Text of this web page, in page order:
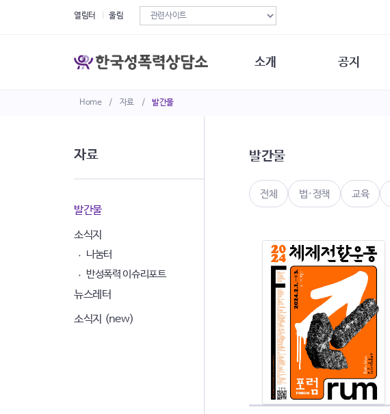
Home / 자료 / 발간물
열림터 울림
소개
오시는길
정관·규정·약속
비전선언문
공지
자료
발간물
소식지
나눔터
반성폭력 이슈리포트
뉴스레터
소식지 (new)
발간물
전체 법·정책 교육